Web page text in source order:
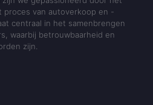
proces van autoverkoop en -
centraal in het samenbrengen
waarbij betrouwbaarheid en
zijn.